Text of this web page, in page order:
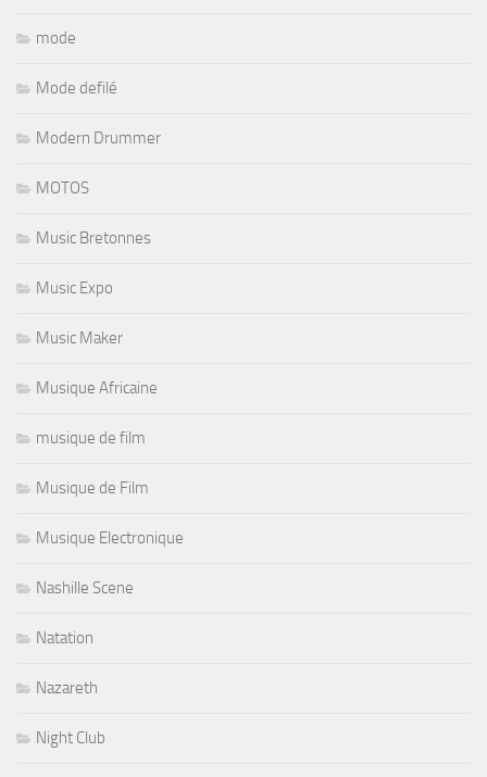
mode
Mode defilé
Modern Drummer
MOTOS
Music Bretonnes
Music Expo
Music Maker
Musique Africaine
musique de film
Musique de Film
Musique Electronique
Nashille Scene
Natation
Nazareth
Night Club